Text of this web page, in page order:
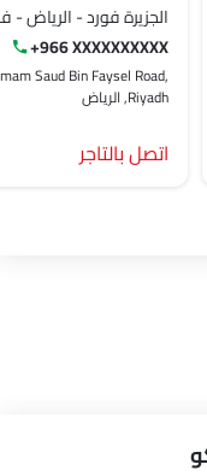
الجزيرة فورد - الرياض -
+966 XXXXXXXXXX
Saud Bin Faysel Road,
Riyadh, الرياض‎
اتصل بالتاجر